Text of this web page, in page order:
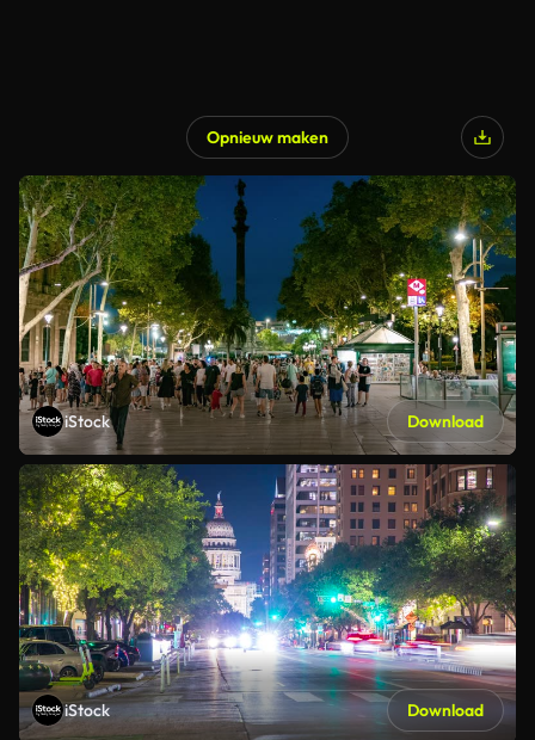
Opnieuw maken
iStock Download
iStock Download